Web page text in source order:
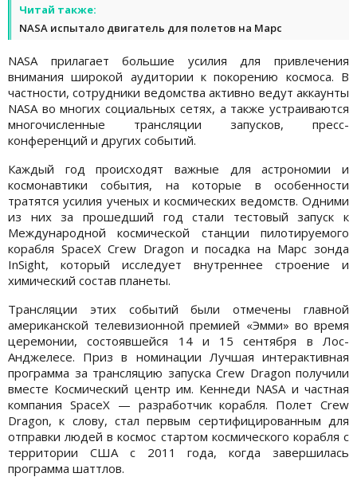
Читай также:
NASA испытало двигатель для полетов на Марс
NASA прилагает большие усилия для привлечения
внимания широкой аудитории к покорению космоса. В
частности, сотрудники ведомства активно ведут аккаунты
NASA во многих социальных сетях, а также устраиваются
многочисленные трансляции запусков, пресс-
конференций и других событий.
Каждый год происходят важные для астрономии и
космонавтики события, на которые в особенности
тратятся усилия ученых и космических ведомств. Одними
из них за прошедший год стали тестовый запуск к
Международной космической станции пилотируемого
корабля SpaceX Crew Dragon и посадка на Марс зонда
InSight, который исследует внутреннее строение и
химический состав планеты.
Трансляции этих событий были отмечены главной
американской телевизионной премией «Эмми» во время
церемонии, состоявшейся 14 и 15 сентября в Лос-
Анджелесе. Приз в номинации Лучшая интерактивная
программа за трансляцию запуска Crew Dragon получили
вместе Космический центр им. Кеннеди NASA и частная
компания SpaceX — разработчик корабля. Полет Crew
Dragon, к слову, стал первым сертифицированным для
отправки людей в космос стартом космического корабля с
территории США с 2011 года, когда завершилась
программа шаттлов.